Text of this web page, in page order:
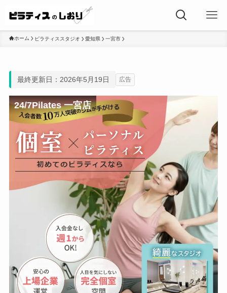
ホーム ピラティススタジオ 愛知県 一宮市
最終更新日：2026年5月19日 広告
24/7Pilates 一宮店